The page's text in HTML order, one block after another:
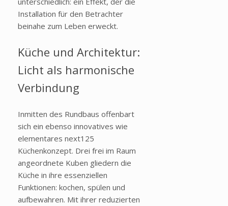
Installation für den Betrachter
beinahe zum Leben erweckt.
Küche und Architektur:
Licht als harmonische
Verbindung
Inmitten des Rundbaus offenbart
sich ein ebenso innovatives wie
elementares next125
Küchenkonzept. Drei frei im Raum
angeordnete Kuben gliedern die
Küche in ihre essenziellen
Funktionen: kochen, spülen und
aufbewahren. Mit ihrer reduzierten